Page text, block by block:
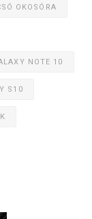
OKOSÓRA
NOTE 10
S10